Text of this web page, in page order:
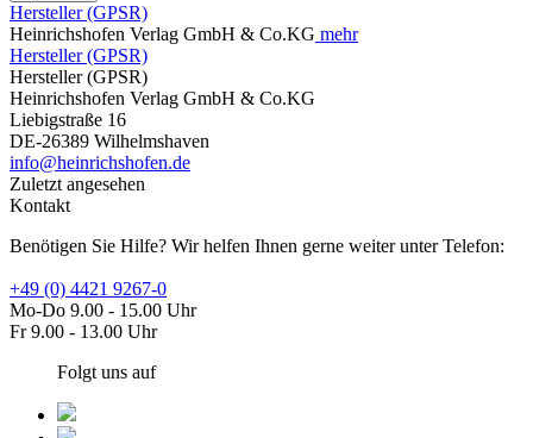
Hersteller (GPSR)
Heinrichshofen Verlag GmbH & Co.KG mehr
Hersteller (GPSR)
Hersteller (GPSR)
Heinrichshofen Verlag GmbH & Co.KG
Liebigstraße 16
DE-26389 Wilhelmshaven
info@heinrichshofen.de
Zuletzt angesehen
Kontakt
Benötigen Sie Hilfe? Wir helfen Ihnen gerne weiter unter Telefon:
+49 (0) 4421 9267-0
Mo-Do 9.00 - 15.00 Uhr
Fr 9.00 - 13.00 Uhr
Folgt uns auf